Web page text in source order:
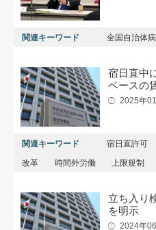
関連キーワード 全国自治体
宿日直中
ベースの
2025年
関連キーワード 宿日直許可
改革
時間外労働 上限規制
立ち入り
を明示
2024年